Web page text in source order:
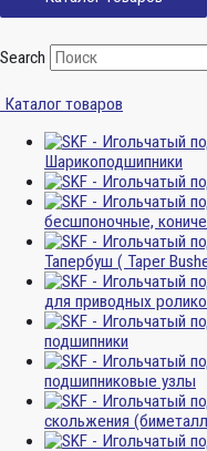
Search
Каталог товаров
Шарикоподшипники
бесшпоночные,
Тапербуш ( Taper
для приводных
подшипники
подшипниковые узлы
скольжения